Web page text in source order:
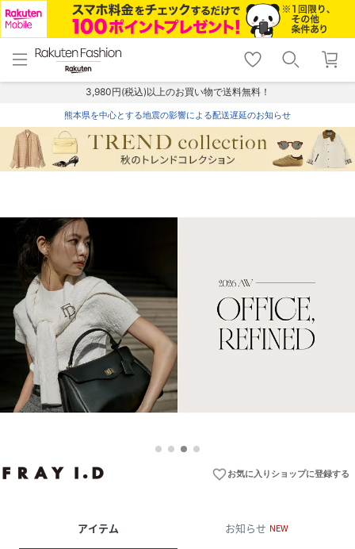
menu home
トップ
shopping_cart lock_outline
ログイン
3,980円(税込)以上のお買い物で送料無料！
熊本県を中心とする地震の影響による配送遅延のお知らせ
favorite_borderお気に入りショップに登録する
アイテム お知らせ NEW